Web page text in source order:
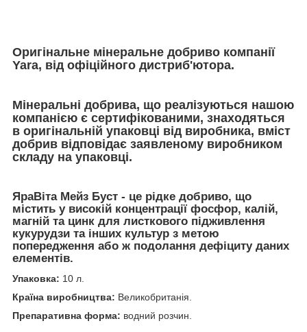
Оригінальне мінеральне добриво компанії
Yara, від офіційного дистриб'ютора.
Мінеральні добрива, що реалізуються нашою
компанією є сертифікованими, знаходяться
в оригінальній упаковці від виробника, вміст
добрив відповідає заявленому виробником
складу на упаковці.
ЯраВіта Мейз Буст - це рідке добриво, що
містить у високій концентрації фосфор, калій,
магній та цинк для листкового підживлення
кукурудзи та інших культур з метою
попередження або ж подолання дефіциту даних
елементів.
Упаковка: 10 л.
Країна виробництва: Великобританiя.
Препаративна форма: водний розчин.